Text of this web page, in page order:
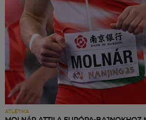
ATLÉTIKA
Meccscenter
Klub
Szolgáltatások
Shop